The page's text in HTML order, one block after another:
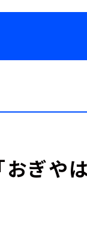
ぎや